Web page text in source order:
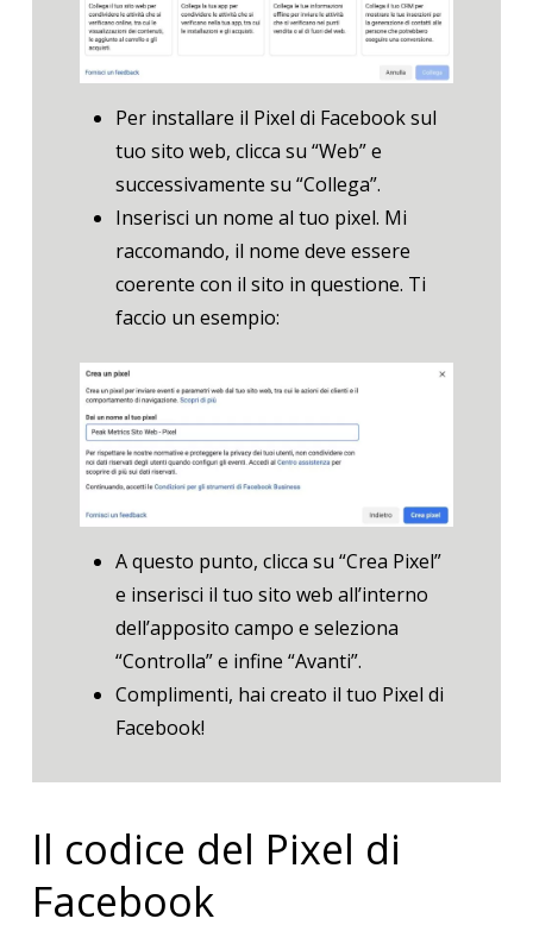
Per installare il Pixel di Facebook sul
tuo sito web, clicca su “Web” e
successivamente su “Collega”.
Inserisci un nome al tuo pixel. Mi
raccomando, il nome deve essere
coerente con il sito in questione. Ti
faccio un esempio:
A questo punto, clicca su “Crea Pixel”
e inserisci il tuo sito web all’interno
dell’apposito campo e seleziona
“Controlla” e infine “Avanti”.
Complimenti, hai creato il tuo Pixel di
Facebook!
Il codice del Pixel di
Facebook